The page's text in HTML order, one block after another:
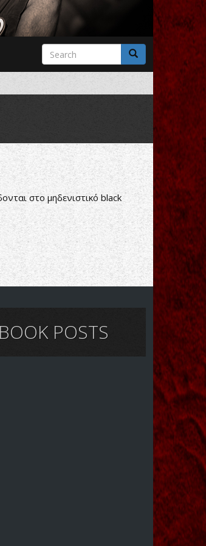
Search
form
Search
στο μηδενιστικό black
POSTS